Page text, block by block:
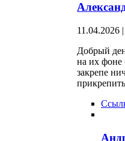
11.04.2026
Добрый
на их фоне
закрепе